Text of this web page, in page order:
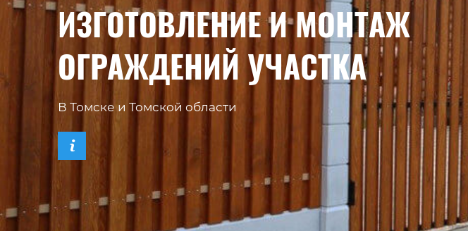
ИЗГОТОВЛЕНИЕ И МОНТАЖ
ОГРАЖДЕНИЙ УЧАСТКА
В Томске и Томской области